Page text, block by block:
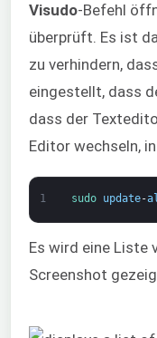
Visudo-Befehl
überprüft. Es ist
zu verhindern,
eingestellt, dass
dass der
Editor wechseln,
1 sudo update-
Es wird eine Liste
Screenshot